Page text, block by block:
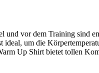
vor dem Training sind
um die
Up Shirt bietet tollen